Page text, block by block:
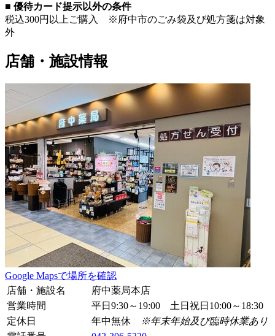
■ 優待カード提示以外の条件
税込300円以上ご購入 ※府中市のごみ袋及び処方箋は対象
外
店舗・施設情報
Google Mapsで場所を確認
店舗・施設名
府中薬局本店
営業時間
平日9:30～19:00 土日祝日10:00～18:30
定休日
年中無休 ※年末年始及び臨時休業あり